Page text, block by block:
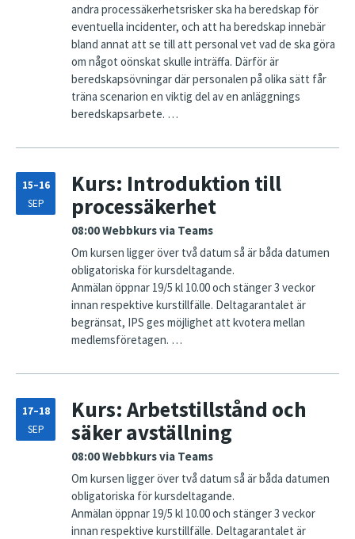
andra processäkerhetsrisker ska ha beredskap för
eventuella incidenter, och att ha beredskap innebär
bland annat att se till att personal vet vad de ska göra
om något oönskat skulle inträffa. Därför är
beredskapsövningar där personalen på olika sätt får
träna scenarion en viktig del av en anläggnings
beredskapsarbete. …
15–16
SEP
Kurs: Introduktion till
processäkerhet
08:00Webbkurs via Teams
Om kursen ligger över två datum så är båda datumen
obligatoriska för kursdeltagande.
Anmälan öppnar 19/5 kl 10.00 och stänger 3 veckor
innan respektive kurstillfälle. Deltagarantalet är
begränsat, IPS ges möjlighet att kvotera mellan
medlemsföretagen. …
17–18
SEP
Kurs: Arbetstillstånd och
säker avställning
08:00Webbkurs via Teams
Om kursen ligger över två datum så är båda datumen
obligatoriska för kursdeltagande.
Anmälan öppnar 19/5 kl 10.00 och stänger 3 veckor
innan respektive kurstillfälle. Deltagarantalet är